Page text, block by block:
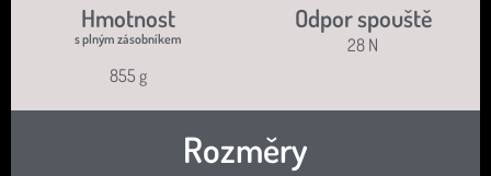
Hmotnost
s plným zásobníkem
855 g
Odpor spouště
28 N
Rozměry